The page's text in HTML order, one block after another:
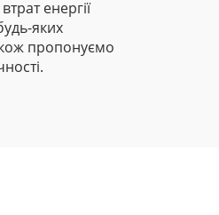
енергії
яких
пропонуємо